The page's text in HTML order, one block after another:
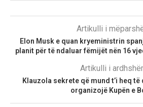
Artikulli i
Elon Musk e quan kryeministrin
planit për të ndaluar fëmijët nën 16
Artikulli i
Klauzola sekrete që mund t’i heq
organizojë Kupën e